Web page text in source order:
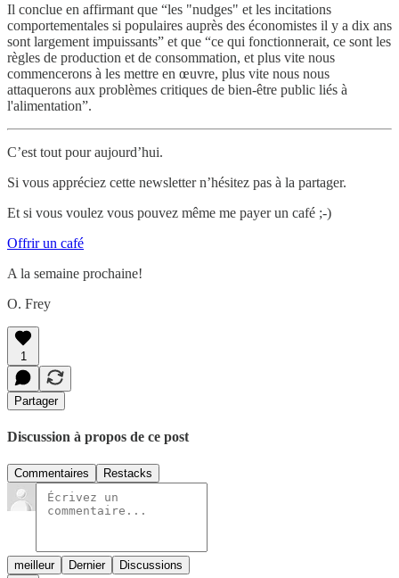
Il conclue en affirmant que “les "nudges" et les incitations
comportementales si populaires auprès des économistes il y a dix ans
sont largement impuissants” et que “ce qui fonctionnerait, ce sont les
règles de production et de consommation, et plus vite nous
commencerons à les mettre en œuvre, plus vite nous nous
attaquerons aux problèmes critiques de bien-être public liés à
l'alimentation”.
C’est tout pour aujourd’hui.
Si vous appréciez cette newsletter n’hésitez pas à la partager.
Et si vous voulez vous pouvez même me payer un café ;-)
Offrir un café
A la semaine prochaine!
O. Frey
1
Partager
Discussion à propos de ce post
Commentaires Restacks
meilleur Dernier Discussions